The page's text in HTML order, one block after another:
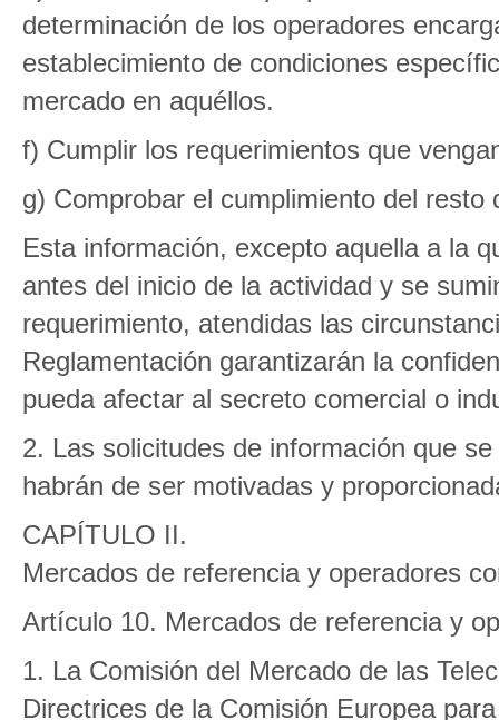
determinación de los operadores
establecimiento de condiciones
mercado en aquéllos.
f) Cumplir los requerimientos que
g) Comprobar el cumplimiento del
Esta información, excepto aquella a la
antes del inicio de la actividad y se
requerimiento, atendidas las
Reglamentación garantizarán la
pueda afectar al secreto comercial o
2. Las solicitudes de información que
habrán de ser motivadas y
CAPÍTULO II.
Mercados de referencia y operadores
Artículo 10. Mercados de referencia y
1. La Comisión del Mercado de las
Directrices de la Comisión Europea